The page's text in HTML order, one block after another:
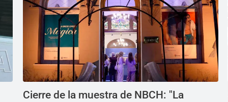
Cierre de la muestra de NBCH: "La